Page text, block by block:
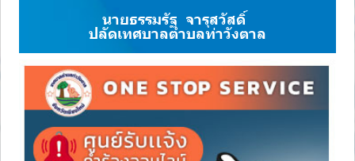
นายธรรมรัฐ จารุสวัสดิ์
ปลัดเทศบาลตำบลท่าวังตาล